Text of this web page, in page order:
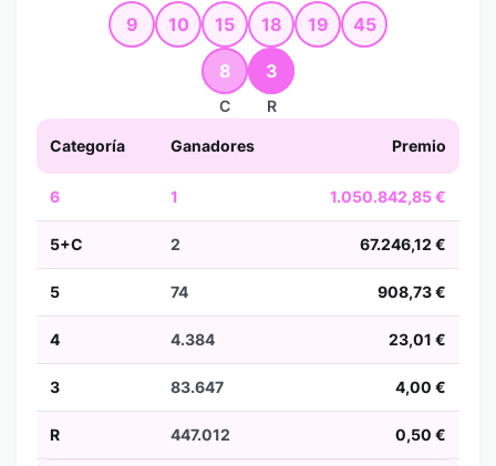
9 10 15 18 19 45
8
C
3
R
Categoría Ganadores Premio
6 1 1.050.842,85 €
5+C 2 67.246,12 €
5 74 908,73 €
4 4.384 23,01 €
3 83.647 4,00 €
R 447.012 0,50 €